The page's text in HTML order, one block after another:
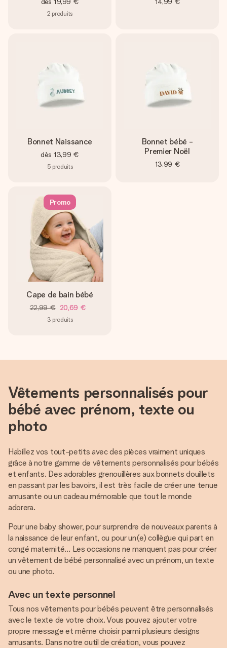
2 produits
Bonnet Naissance
dès 13,99 €
5 produits
Bonnet bébé -
Premier Noël
13,99 €
Promo
Cape de bain bébé
22,99 € 20,69 €
3 produits
Vêtements personnalisés pour
bébé avec prénom, texte ou
photo
Habillez vos tout-petits avec des pièces vraiment uniques
grâce à notre gamme de vêtements personnalisés pour bébés
et enfants. Des adorables grenouillères aux bonnets douillets
en passant par les bavoirs, il est très facile de créer une tenue
amusante ou un cadeau mémorable que tout le monde
adorera.
Pour une baby shower, pour surprendre de nouveaux parents à
la naissance de leur enfant, ou pour un(e) collègue qui part en
congé maternité… Les occasions ne manquent pas pour créer
un vêtement de bébé personnalisé avec un prénom, un texte
ou une photo.
Avec un texte personnel
Tous nos vêtements pour bébés peuvent être personnalisés
avec le texte de votre choix. Vous pouvez ajouter votre
propre message et même choisir parmi plusieurs designs
amusants. Dans notre outil de création, vous pouvez